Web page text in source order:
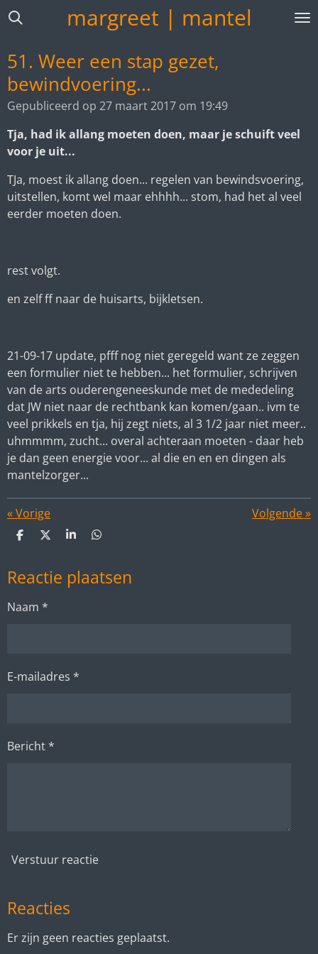
Ga
de
hoofdinhoud
margreet | mantel
51. Weer een stap gezet,
bewindvoering...
Gepubliceerd op 27 maart 2017 om 19:49
Tja, had ik allang moeten doen, maar je schuift veel
voor je uit...
TJa, moest ik allang doen... regelen van bewindsvoering,
uitstellen, komt wel maar ehhhh... stom, had het al veel
eerder moeten doen.
rest volgt.
en zelf ff naar de huisarts, bijkletsen.
21-09-17 update, pfff nog niet geregeld want ze zeggen
een formulier niet te hebben... het formulier, schrijven
van de arts ouderengeneeskunde met de mededeling
dat JW niet naar de rechtbank kan komen/gaan.. ivm te
veel prikkels en tja, hij zegt niets, al 3 1/2 jaar niet meer..
uhmmmm, zucht... overal achteraan moeten - daar heb
je dan geen energie voor... al die en en en dingen als
mantelzorger...
« Vorige Volgende»
D
e
n
D
l
S
r
e
D
e
n
Reactie plaatsen
Naam *
E-mailadres *
Bericht *
Verstuur reactie
Reacties
Er zijn geen reacties geplaatst.